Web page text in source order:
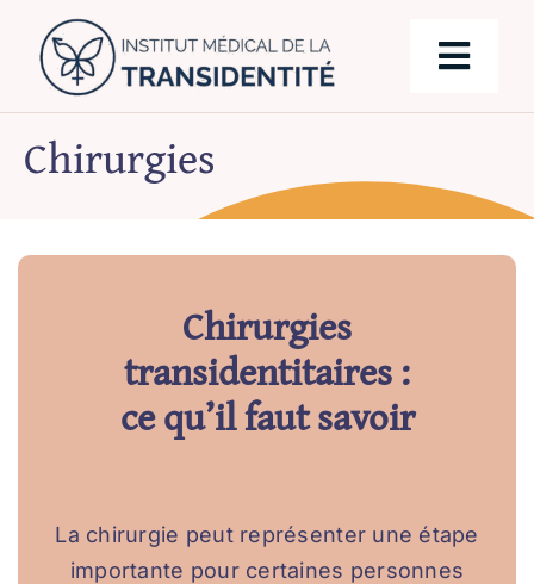
content
Notre équipe
Parcours de transition
Nous rejoindre
Chirurgies
Chirurgies
transidentitaires :
ce qu’il faut savoir
La chirurgie peut représenter une étape
importante pour certaines personnes